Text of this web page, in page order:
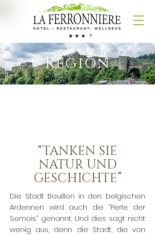
+
Region
“TANKEN SIE
NATUR UND
GESCHICHTE”
Die Stadt Bouillon in den belgischen
Ardennen wird auch die “Perle der
Semois” genannt. Und dies sagt nicht
wenig aus, denn die Stadt, die von